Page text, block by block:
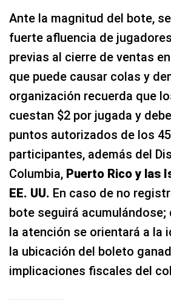
Ante la magnitud del bote,
fuerte afluencia de
previas al cierre de ventas
que puede causar colas y
organización recuerda que
cuestan $2 por jugada y
puntos autorizados de los
participantes, además del
Columbia, Puerto Rico y las
EE. UU. En caso de no
bote seguirá
la atención se orientará a la
la ubicación del boleto
implicaciones fiscales del